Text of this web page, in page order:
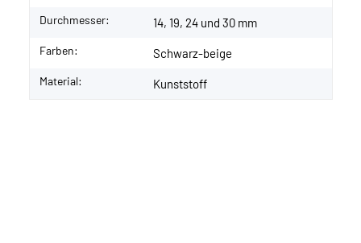
Durchmesser: 14, 19, 24 und 30 mm
Farben: Schwarz-beige
Material: Kunststoff